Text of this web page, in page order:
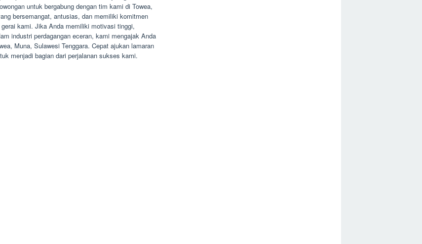
untuk bergabung dengan tim kami di Towea,
bersemangat, antusias, dan memiliki komitmen
kami. Jika Anda memiliki motivasi tinggi,
industri perdagangan eceran, kami mengajak Anda
Muna, Sulawesi Tenggara. Cepat ajukan lamaran
menjadi bagian dari perjalanan sukses kami.